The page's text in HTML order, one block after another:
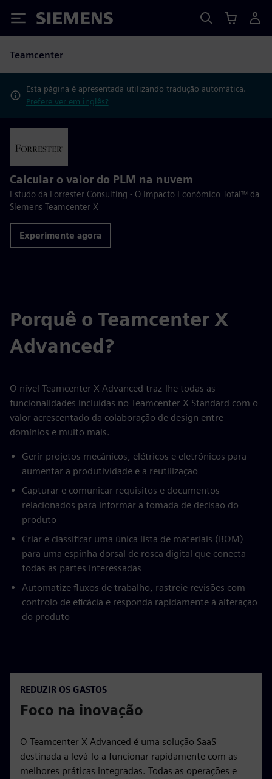
Siemens
Teamcenter
Esta página é apresentada utilizando tradução automática.
Prefere ver em inglês?
Calcular o valor do PLM na nuvem
Estudo da Forrester Consulting - O Impacto Económico Total™ da
Siemens Teamcenter X
Experimente agora
Porquê o Teamcenter X
Advanced?
O nível Teamcenter X Advanced traz-lhe todas as
funcionalidades incluídas no Teamcenter X Standard com o
valor acrescentado da colaboração de design entre
domínios e muito mais.
Gerir projetos mecânicos, elétricos e eletrónicos para
aumentar a produtividade e a reutilização
Capturar e comunicar requisitos e documentos
relacionados para informar a tomada de decisão do
produto
Criar e classificar uma única lista de materiais (BOM)
para uma espinha dorsal de rosca digital que conecta
todas as partes interessadas
Automatize fluxos de trabalho, rastreie revisões com
controlo de eficácia e responda rapidamente à alteração
do produto
REDUZIR OS GASTOS
Foco na inovação
O Teamcenter X Advanced é uma solução SaaS
destinada a levá-lo a funcionar rapidamente com as
melhores práticas integradas. Todas as operações e